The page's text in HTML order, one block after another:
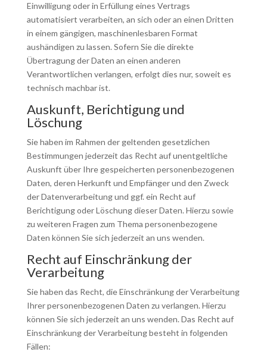
Einwilligung oder in Erfüllung eines Vertrags
automatisiert verarbeiten, an sich oder an einen Dritten
in einem gängigen, maschinenlesbaren Format
aushändigen zu lassen. Sofern Sie die direkte
Übertragung der Daten an einen anderen
Verantwortlichen verlangen, erfolgt dies nur, soweit es
technisch machbar ist.
Auskunft, Berichtigung und
Löschung
Sie haben im Rahmen der geltenden gesetzlichen
Bestimmungen jederzeit das Recht auf unentgeltliche
Auskunft über Ihre gespeicherten personenbezogenen
Daten, deren Herkunft und Empfänger und den Zweck
der Datenverarbeitung und ggf. ein Recht auf
Berichtigung oder Löschung dieser Daten. Hierzu sowie
zu weiteren Fragen zum Thema personenbezogene
Daten können Sie sich jederzeit an uns wenden.
Recht auf Einschränkung der
Verarbeitung
Sie haben das Recht, die Einschränkung der Verarbeitung
Ihrer personenbezogenen Daten zu verlangen. Hierzu
können Sie sich jederzeit an uns wenden. Das Recht auf
Einschränkung der Verarbeitung besteht in folgenden
Fällen: